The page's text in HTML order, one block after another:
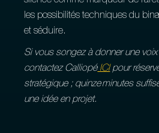
les possibilités techniques du
et séduire.
Si vous songez à donner une voix
contactez CalliopéICIpour
stratégique ; quinze minutes
une idée en projet.